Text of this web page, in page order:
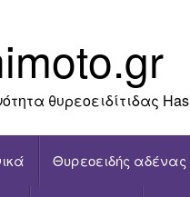
θυρεοειδίτιδας
Θυρεοειδής αδένας